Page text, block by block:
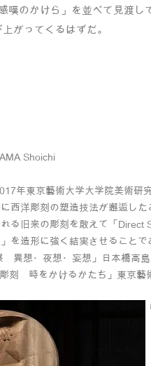
嘆のかけら」を並べて見渡
がってくるはずだ。
Shoichi
年東京藝術大学大学院美術研
西洋彫刻の塑造技法が邂逅し
る旧来の彫刻を敢えて「
」を造形に強く結実させること
異想・夜想・妄想」日本橋高島
刻 時をかけるかたち」東京藝